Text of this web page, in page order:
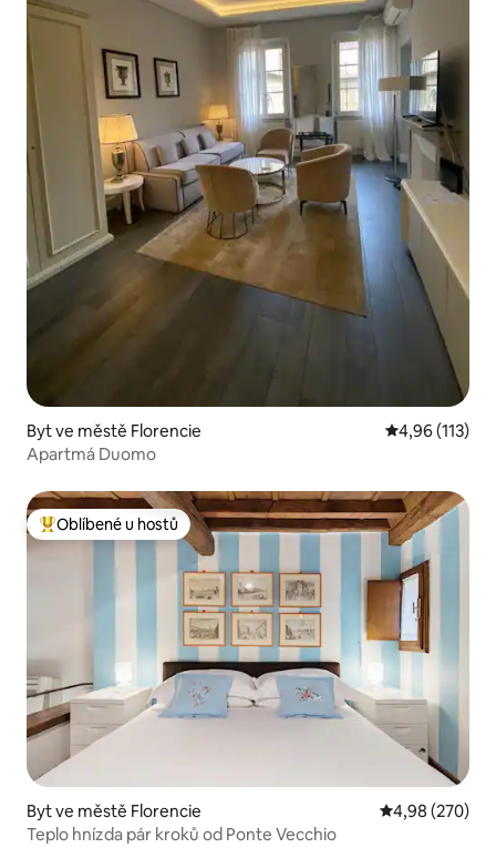
Byt ve městě Florencie Průměrné
4,96 (113)
Apartmá Duomo
Nejlepší v kategorii Oblíbené u hostů
Oblíbené u hostů
Byt ve městě Florencie Průměrné
4,98 (270)
Teplo hnízda pár kroků od Ponte Vecchio